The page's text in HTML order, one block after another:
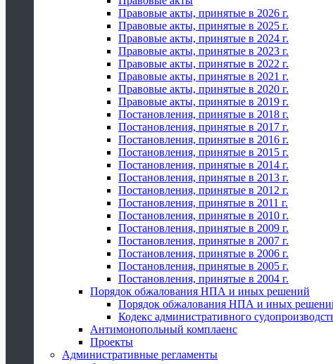
Правовые акты, принятые в 2026 г.
Правовые акты, принятые в 2025 г.
Правовые акты, принятые в 2024 г.
Правовые акты, принятые в 2023 г.
Правовые акты, принятые в 2022 г.
Правовые акты, принятые в 2021 г.
Правовые акты, принятые в 2020 г.
Правовые акты, принятые в 2019 г.
Постановления, принятые в 2018 г.
Постановления, принятые в 2017 г.
Постановления, принятые в 2016 г.
Постановления, принятые в 2015 г.
Постановления, принятые в 2014 г.
Постановления, принятые в 2013 г.
Постановления, принятые в 2012 г.
Постановления, принятые в 2011 г.
Постановления, принятые в 2010 г.
Постановления, принятые в 2009 г.
Постановления, принятые в 2007 г.
Постановления, принятые в 2006 г.
Постановления, принятые в 2005 г.
Постановления, принятые в 2004 г.
Порядок обжалования НПА и иных решений
Порядок обжалования НПА и иных
Кодекс административного
Антимонопольный комплаенс
Проекты
Административные регламенты